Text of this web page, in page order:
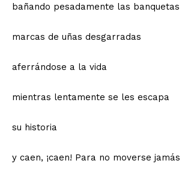
bañando pesadamente las banquetas
marcas de uñas desgarradas
aferrándose a la vida
mientras lentamente se les escapa
su historia
y caen, ¡caen! Para no moverse jamás